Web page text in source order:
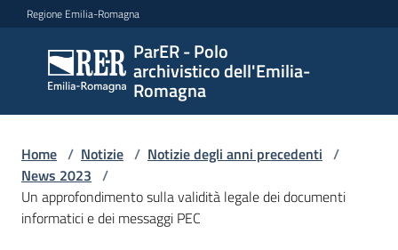
Vai al contenuto
Vai alla navigazione
Vai al footer
Regione Emilia-Romagna
ParER - Polo
archivistico dell'Emilia-
Romagna
ParER -
Polo
archivistico
Romagna
Polo
Home / Notizie / Notizie degli anni precedenti /
News 2023 /
Un approfondimento sulla validità legale dei documenti
informatici e dei messaggi PEC